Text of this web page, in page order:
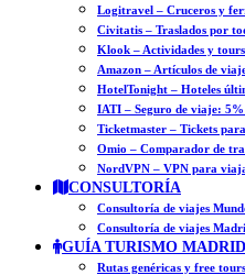
Logitravel – Cruceros y
Civitatis – Traslados por
Klook – Actividades y
Amazon – Artículos de
HotelTonight – Hoteles
IATI – Seguro de viaje: 5%
Ticketmaster – Tickets
Omio – Comparador de
NordVPN – VPN para
CONSULTORÍA
Consultoría de viajes
Consultoría de viajes
GUÍA TURISMO MADRID
Rutas genéricas y free tours